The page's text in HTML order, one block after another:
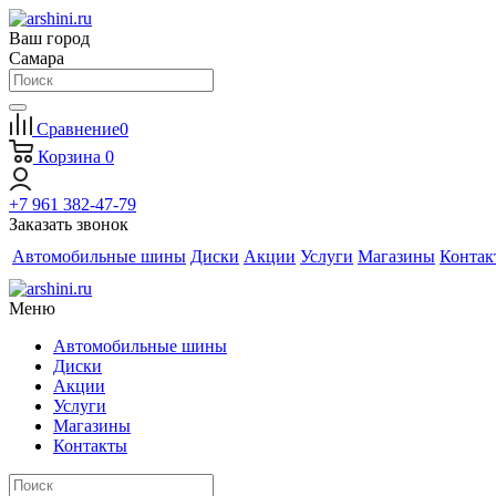
Ваш город
Самара
Сравнение0
Корзина 0
+7 961 382-47-79
Заказать звонок
Автомобильные шины Диски Акции Услуги Магазины
Меню
Автомобильные шины
Диски
Акции
Услуги
Магазины
Контакты